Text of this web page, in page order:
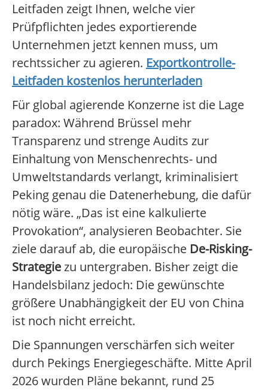
Leitfaden zeigt Ihnen, welche vier
Prüfpflichten jedes exportierende
Unternehmen jetzt kennen muss, um
rechtssicher zu agieren. Exportkontrolle-
Leitfaden kostenlos herunterladen
Für global agierende Konzerne ist die Lage
paradox: Während Brüssel mehr
Transparenz und strenge Audits zur
Einhaltung von Menschenrechts- und
Umweltstandards verlangt, kriminalisiert
Peking genau die Datenerhebung, die dafür
nötig wäre. „Das ist eine kalkulierte
Provokation“, analysieren Beobachter. Sie
ziele darauf ab, die europäische De-Risking-
Strategiezu untergraben. Bisher zeigt die
Handelsbilanz jedoch: Die gewünschte
größere Unabhängigkeit der EU von China
ist noch nicht erreicht.
Die Spannungen verschärfen sich weiter
durch Pekings Energiegeschäfte. Mitte April
2026 wurden Pläne bekannt, rund 25